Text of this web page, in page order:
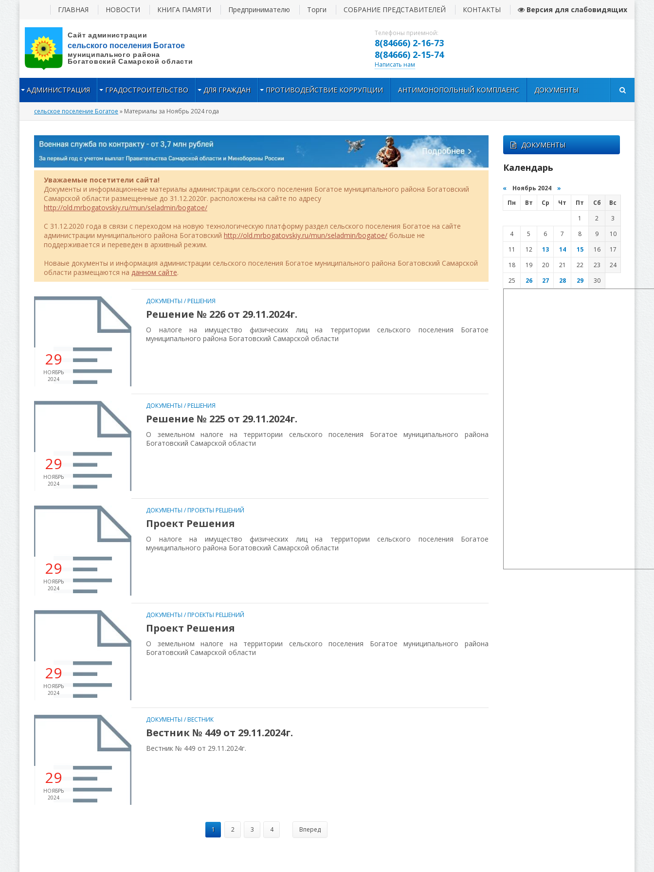
ГЛАВНАЯ НОВОСТИ КНИГА ПАМЯТИ Предпринимателю Торги СОБРАНИЕ ПРЕДСТАВИТЕЛЕЙ КОНТАКТЫ Версия для слабовидящих
Телефоны приемной:
8(84666) 2-16-73
8(84666) 2-15-74
Написать нам
АДМИНИСТРАЦИЯ ГРАДОСТРОИТЕЛЬСТВО ДЛЯ ГРАЖДАН ПРОТИВОДЕЙСТВИЕ КОРРУПЦИИ АНТИМОНОПОЛЬНЫЙ КОМПЛАЕНС ДОКУМЕНТЫ
сельское поселение Богатое » Материалы за Ноябрь 2024 года
Уважаемые посетители сайта!
Документы и информационные материалы администрации сельского поселения Богатое муниципального района Богатовский
Самарской области размещенные до 31.12.2020г. расположены на сайте по адресу
http://old.mrbogatovskiy.ru/mun/seladmin/bogatoe/
C 31.12.2020 года в связи с переходом на новую технологическую платформу раздел сельского поселения Богатое на сайте
администрации муниципального района Богатовский http://old.mrbogatovskiy.ru/mun/seladmin/bogatoe/ больше не
поддерживается и переведен в архивный режим.
Новаые документы и информация администрации сельского поселения Богатое муниципального района Богатовский Самарской
области размещаются на данном сайте.
29
НОЯБРЬ
2024
ДОКУМЕНТЫ /РЕШЕНИЯ
Решение № 226 от 29.11.2024г.
О налоге на имущество физических лиц на территории сельского поселения Богатое
муниципального района Богатовский Самарской области
29
НОЯБРЬ
2024
ДОКУМЕНТЫ /РЕШЕНИЯ
Решение № 225 от 29.11.2024г.
О земельном налоге на территории сельского поселения Богатое муниципального района
Богатовский Самарской области
29
НОЯБРЬ
2024
ДОКУМЕНТЫ /ПРОЕКТЫ РЕШЕНИЙ
Проект Решения
О налоге на имущество физических лиц на территории сельского поселения Богатое
муниципального района Богатовский Самарской области
29
НОЯБРЬ
2024
ДОКУМЕНТЫ /ПРОЕКТЫ РЕШЕНИЙ
Проект Решения
О земельном налоге на территории сельского поселения Богатое муниципального района
Богатовский Самарской области
29
НОЯБРЬ
2024
ДОКУМЕНТЫ /ВЕСТНИК
Вестник № 449 от 29.11.2024г.
Вестник № 449 от 29.11.2024г.
1 2 3 4 Вперед
ДОКУМЕНТЫ
Календарь
« Ноябрь 2024 »
Пн
Вт Ср Чт Пт Сб
Вс
1
2
3
4
5 6 7 8 9
10
11
12 13 14 15 16
17
18
19 20 21 22 23
24
25
26 27 28 29 30